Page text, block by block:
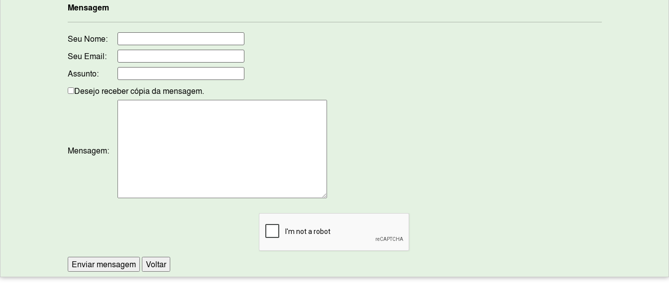
Mensagem
Seu Nome:
Seu Email:
Assunto:
Desejo receber cópia da mensagem.
Mensagem: